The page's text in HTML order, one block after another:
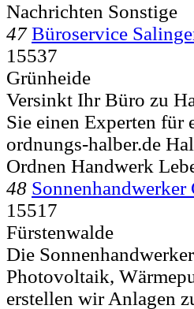
Nachrichten Sonstige
47 Büroservice
15537
Grünheide
Versinkt Ihr Büro zu
Sie einen Experten für
ordnungs-halber.de
Ordnen Handwerk
48 Sonnenhandwerker
15517
Fürstenwalde
Die
Photovoltaik,
erstellen wir Anlagen